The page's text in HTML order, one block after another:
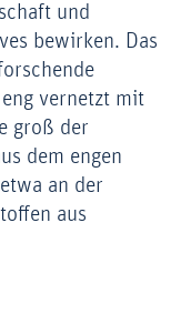
und
bewirken. Das
vernetzt mit
groß der
dem engen
an der
aus